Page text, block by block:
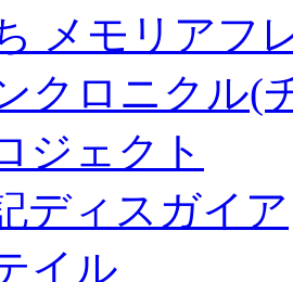
メモリアフ
クロニクル(
ジェクト
ディスガイア
イル